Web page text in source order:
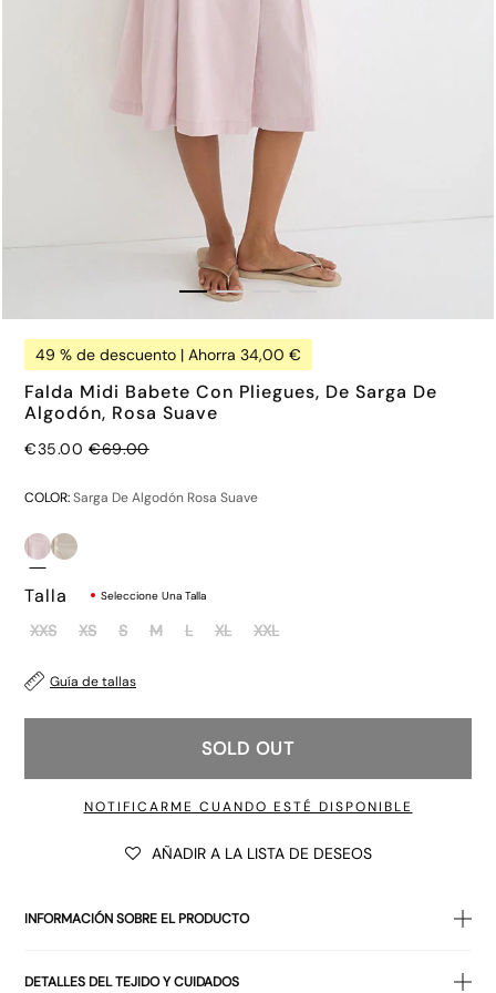
49 % de descuento | Ahorra 34,00 €
Falda Midi Babete Con Pliegues, De Sarga De
Algodón, Rosa Suave
€35.00Precio normal
€69.00
COLOR:Sarga De Algodón Rosa Suave
Talla Seleccione Una Talla
XXS XS S M L XL XXL
Guía de tallas
SOLD OUT
NOTIFICARME CUANDO ESTÉ DISPONIBLE
AÑADIR A LA LISTA DE DESEOS
INFORMACIÓN SOBRE EL PRODUCTO
es una falda midi plisadaque cuenta con tres botones
DETALLES DEL TEJIDO Y CUIDADOS
€35.00